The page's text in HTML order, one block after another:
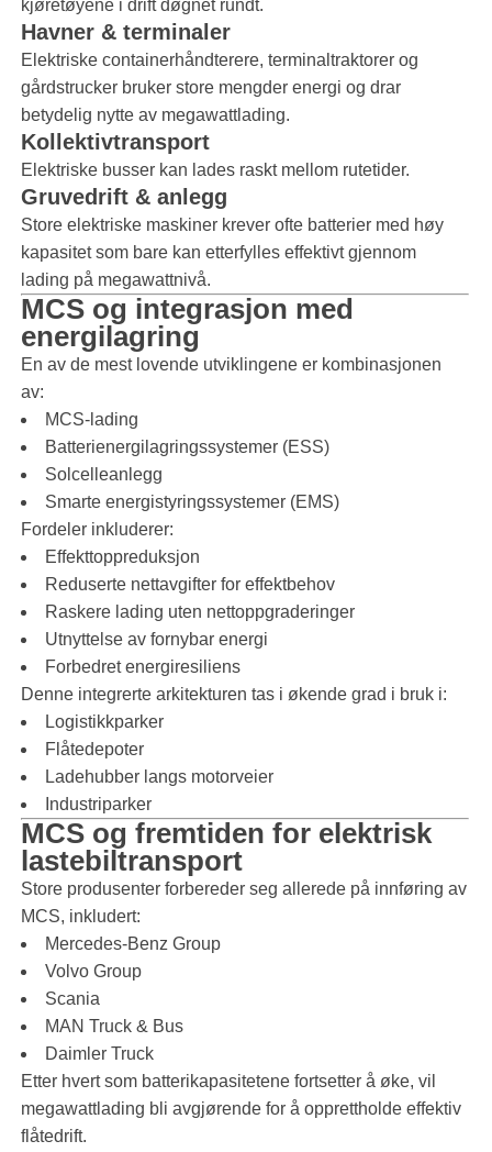
kjøretøyene i drift døgnet rundt.
Havner & terminaler
Elektriske containerhåndterere, terminaltraktorer og
gårdstrucker bruker store mengder energi og drar
betydelig nytte av megawattlading.
Kollektivtransport
Elektriske busser kan lades raskt mellom rutetider.
Gruvedrift & anlegg
Store elektriske maskiner krever ofte batterier med høy
kapasitet som bare kan etterfylles effektivt gjennom
lading på megawattnivå.
MCS og integrasjon med
energilagring
En av de mest lovende utviklingene er kombinasjonen
av:
MCS-lading
Batterienergilagringssystemer (ESS)
Solcelleanlegg
Smarte energistyringssystemer (EMS)
Fordeler inkluderer:
Effekttoppreduksjon
Reduserte nettavgifter for effektbehov
Raskere lading uten nettoppgraderinger
Utnyttelse av fornybar energi
Forbedret energiresiliens
Denne integrerte arkitekturen tas i økende grad i bruk i:
Logistikkparker
Flåtedepoter
Ladehubber langs motorveier
Industriparker
MCS og fremtiden for elektrisk
lastebiltransport
Store produsenter forbereder seg allerede på innføring av
MCS, inkludert:
Mercedes-Benz Group
Volvo Group
Scania
MAN Truck & Bus
Daimler Truck
Etter hvert som batterikapasitetene fortsetter å øke, vil
megawattlading bli avgjørende for å opprettholde effektiv
flåtedrift.